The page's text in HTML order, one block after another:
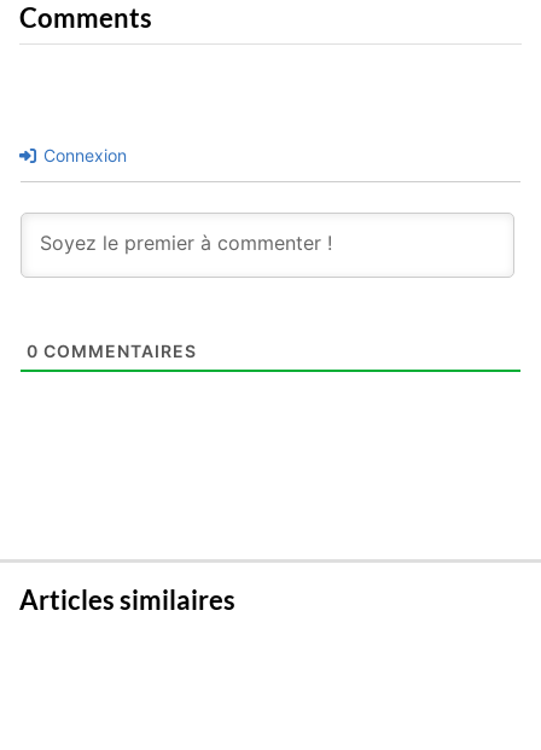
Comments
Connexion
0 COMMENTAIRES
Articles similaires